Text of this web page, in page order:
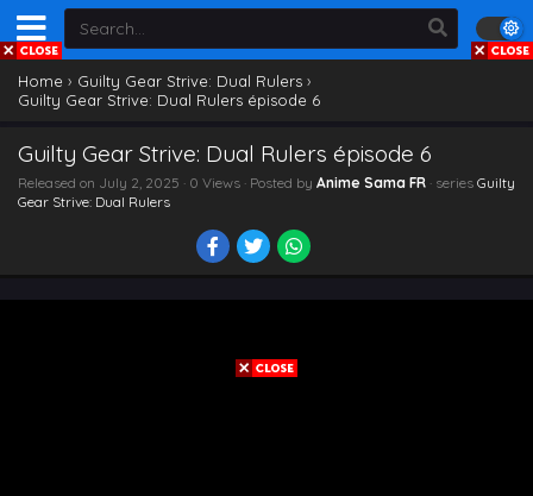
Home › Guilty Gear Strive: Dual Rulers ›
Guilty Gear Strive: Dual Rulers épisode 6
Guilty Gear Strive: Dual Rulers épisode 6
Released on July 2, 2025 · 0 Views · Posted by Anime Sama FR · series Guilty
Gear Strive: Dual Rulers